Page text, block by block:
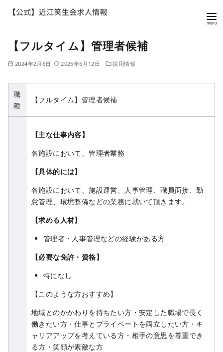
【フルタイム】管理者候補
2024年2月6日 2025年5月12日 採用情報
職
種
【フルタイム】管理者候補
【主な仕事内容】
各施設において、管理者業務
【具体的には】
各施設において、施設運営、人事管理、職員面接、勤
怠管理、環境整備などの業務に就いて頂きます。
【求める人材】
管理者・人事管理などの経験がある方
【必要な免許・資格】
特になし
【このような方おすすめ】
地域とのかかわりを持ちたい方・安定した職場で長く
働きたい方・仕事とプライベートを両立したい方・キ
ャリアアップを考えている方・相手の意思を尊重でき
る方・笑顔が素敵な方